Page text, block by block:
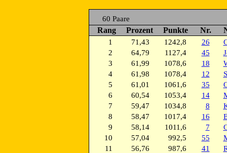
60 Paare
Rang Prozent Punkte Nr.
1 71,43 1242,8 26
2
64,79 1127,4 45
3
61,99 1078,6 18
4
61,98 1078,4 12
5
61,01 1061,6 35
6
60,54 1053,4 14
7
59,47 1034,8 8
8
58,47 1017,4 16
9
58,14 1011,6 7
10
57,04 992,5 55
11
56,76 987,6 41